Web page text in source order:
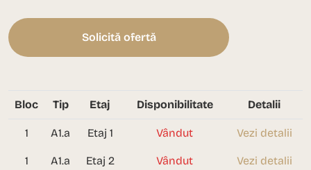
Solicită ofertă
Bloc Tip Etaj Disponibilitate Detalii
1 A1.a Etaj 1 Vândut Vezi detalii
1 A1.a Etaj 2 Vândut Vezi detalii